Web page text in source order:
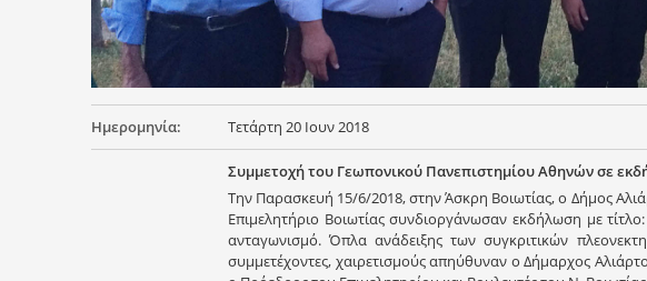
Ημερομηνία: Τετάρτη 20 Ιουν 2018
Συμμετοχή του Γεωπονικού Πανεπιστημίου Αθηνών σε
Tην Παρασκευή 15/6/2018, στην Άσκρη Βοιωτίας, o Δήμος
Επιμελητήριο Βοιωτίας συνδιοργάνωσαν εκδήλωση με
ανταγωνισμό. Όπλα ανάδειξης των συγκριτικών
συμμετέχοντες, χαιρετισμούς απηύθυναν ο Δήμαρχος